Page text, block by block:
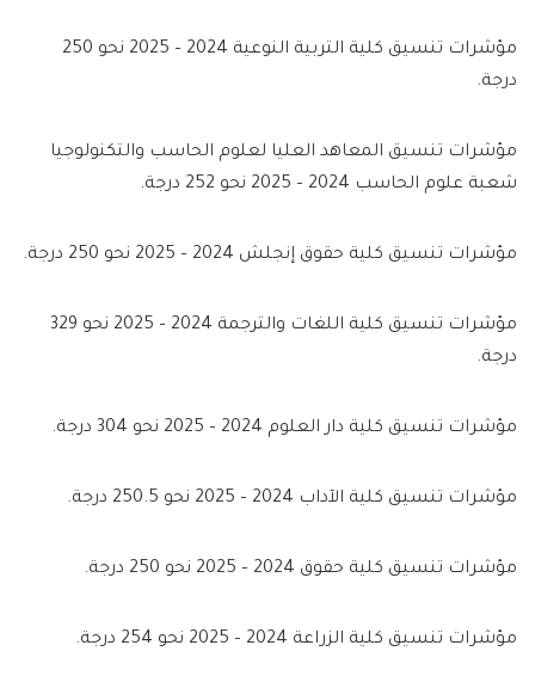
مؤشرات تنسيق كلية التربية النوعية 2024 – 2025 نحو 250
درجة.
مؤشرات تنسيق المعاهد العليا لعلوم الحاسب والتكنولوجيا
شعبة علوم الحاسب 2024 – 2025 نحو 252 درجة.
مؤشرات تنسيق كلية حقوق إنجلش 2024 – 2025 نحو 250 درجة.
مؤشرات تنسيق كلية اللغات والترجمة 2024 – 2025 نحو 329
درجة.
مؤشرات تنسيق كلية دار العلوم 2024 – 2025 نحو 304 درجة.
مؤشرات تنسيق كلية الآداب 2024 – 2025 نحو 250.5 درجة.
مؤشرات تنسيق كلية حقوق 2024 – 2025 نحو 250 درجة.
مؤشرات تنسيق كلية الزراعة 2024 – 2025 نحو 254 درجة.